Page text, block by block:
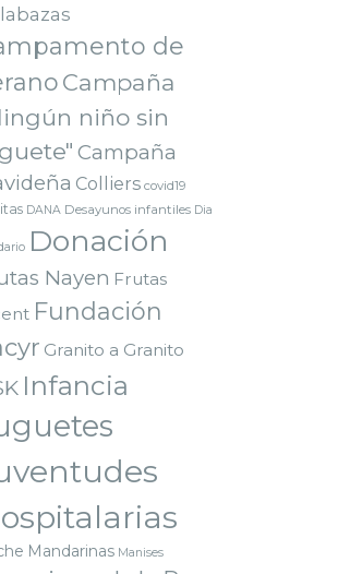
de
Campaña
niño sin
Campaña
Colliers covid19
DANA Desayunos infantiles Dia
Donación
Nayen Frutas
Fundación
Granito a Granito
Infancia
Mandarinas Manises